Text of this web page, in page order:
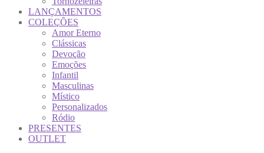
LANÇAMENTOS
COLEÇÕES
Amor Eterno
Clássicas
Devoção
Emoções
Infantil
Masculinas
Místico
Personalizados
Ródio
PRESENTES
OUTLET